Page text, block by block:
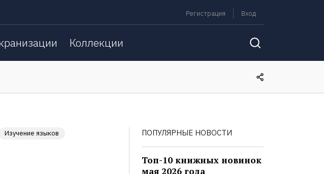
Регистрация Вход
Коллекции
Изучение языков ПОПУЛЯРНЫЕ НОВОСТИ
Топ-10 книжных новинок
мая 2026 года